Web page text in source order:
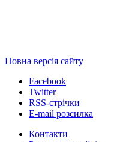
Повна версія сайту
Facebook
Twitter
RSS-стрічки
E-mail розсилка
Контакти